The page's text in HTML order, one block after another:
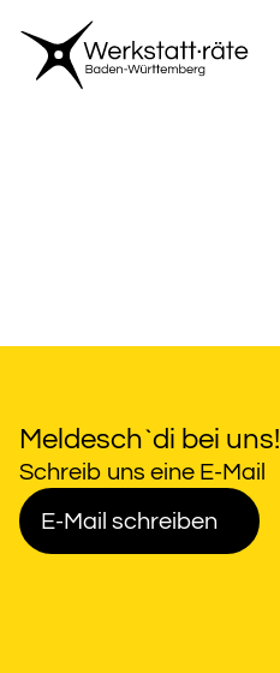
Inhalt
springen
Meldesch`di bei uns!
Schreib uns eine E-Mail
E-Mail schreiben